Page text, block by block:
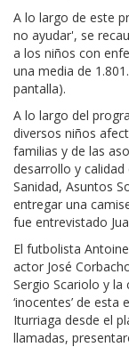
A lo largo de este
no ayudar', se
a los niños con
una media de
pantalla).
A lo largo del
diversos niños
familias y de las
desarrollo y
Sanidad, Asuntos
entregar una
fue entrevistado
El futbolista
actor José
Sergio Scariolo y
‘inocentes’ de
Iturriaga desde el
llamadas,